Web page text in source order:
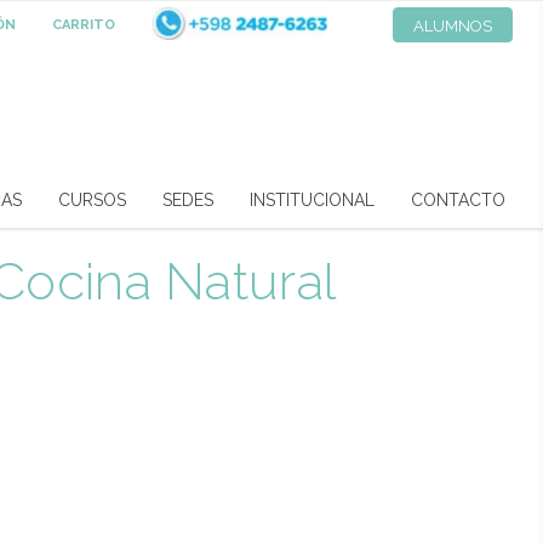
CARRITO ALUMNOS
CURSOS SEDES INSTITUCIONAL CONTACTO
Natural